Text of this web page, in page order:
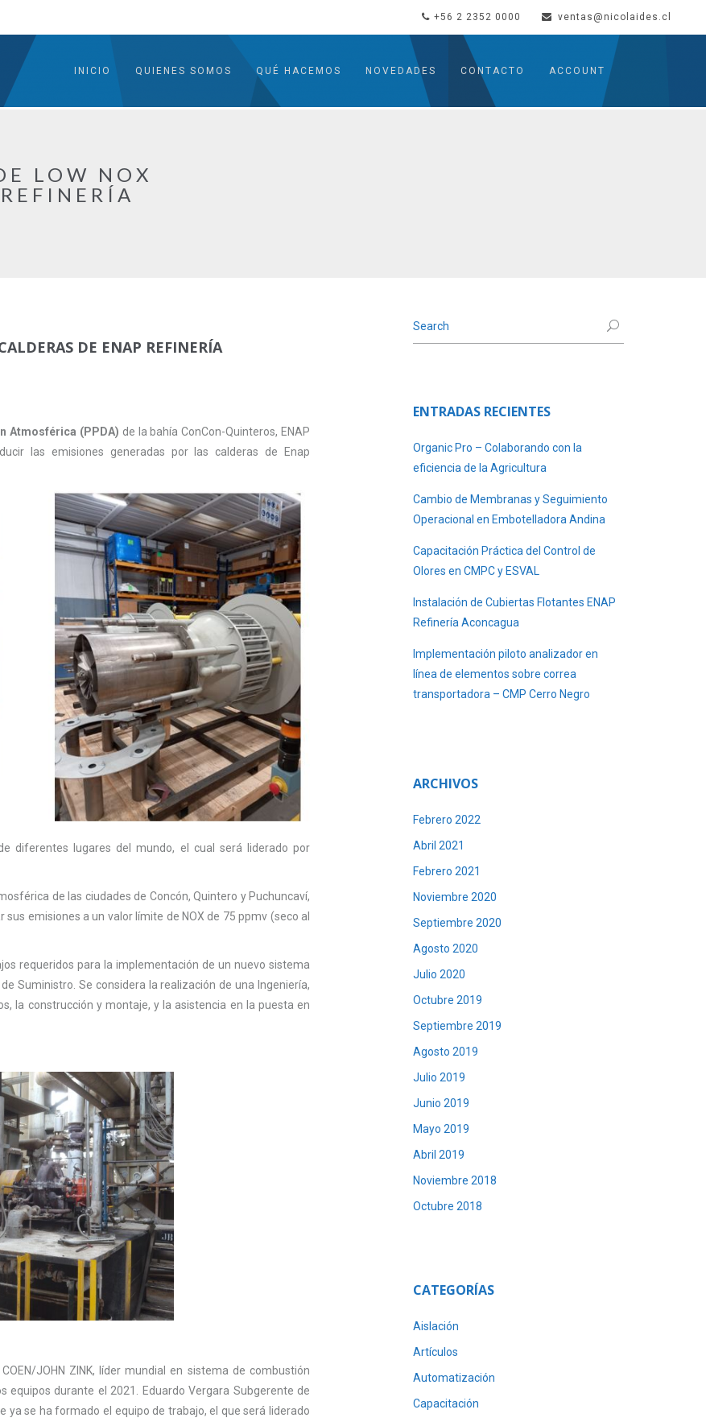
+56 2 2352 0000 ventas@nicolaides.cl
INICIO QUIENES SOMOS QUÉ HACEMOS NOVEDADES CONTACTO ACCOUNT
LOW NOX
DE ENAP REFINERÍA
Atmosférica (PPDA) de la bahía ConCon-Quinteros, ENAP
las emisiones generadas por las calderas de Enap
diferentes lugares del mundo, el cual será liderado por
de las ciudades de Concón, Quintero y Puchuncaví,
emisiones a un valor límite de NOX de 75 ppmv (seco al
requeridos para la implementación de un nuevo sistema
Suministro. Se considera la realización de una Ingeniería,
la construcción y montaje, y la asistencia en la puesta en
JOHN ZINK, líder mundial en sistema de combustión
equipos durante el 2021. Eduardo Vergara Subgerente de
ya se ha formado el equipo de trabajo, el que será liderado
ENTRADAS RECIENTES
Organic Pro – Colaborando con la
eficiencia de la Agricultura
Cambio de Membranas y Seguimiento
Operacional en Embotelladora Andina
Capacitación Práctica del Control de
Olores en CMPC y ESVAL
Instalación de Cubiertas Flotantes ENAP
Refinería Aconcagua
Implementación piloto analizador en
línea de elementos sobre correa
transportadora – CMP Cerro Negro
ARCHIVOS
Febrero 2022
Abril 2021
Febrero 2021
Noviembre 2020
Septiembre 2020
Agosto 2020
Julio 2020
Octubre 2019
Septiembre 2019
Agosto 2019
Julio 2019
Junio 2019
Mayo 2019
Abril 2019
Noviembre 2018
Octubre 2018
CATEGORÍAS
Aislación
Artículos
Automatización
Capacitación